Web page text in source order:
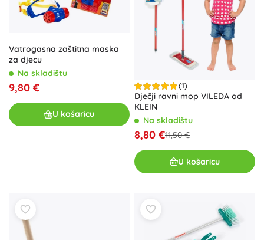
Vatrogasna zaštitna maska
za djecu
Na skladištu
9,80 €
U košaricu
(1)
Dječji ravni mop VILEDA od
KLEIN
Na skladištu
8,80 €11,50 €
U košaricu